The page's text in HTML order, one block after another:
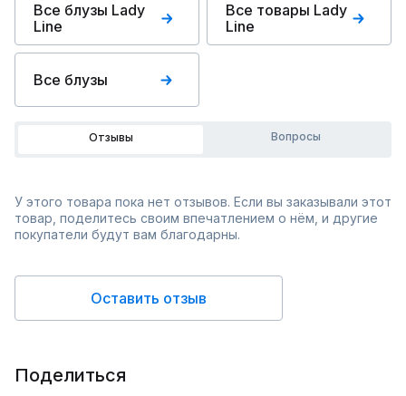
Все блузы Lady
Line
Все товары Lady
Line
Все блузы
Отзывы Вопросы
У этого товара пока нет отзывов. Если вы заказывали этот
товар, поделитесь своим впечатлением о нём, и другие
покупатели будут вам благодарны.
Оставить отзыв
Поделиться